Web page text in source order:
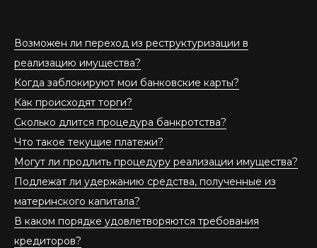
Возможен ли переход из реструктуризации в
реализацию имущества?
Когда заблокируют мои банковские карты?
Как происходят торги?
Сколько длится процедура банкротства?
Что такое текущие платежи?
Могут ли продлить процедуру реализации имущества?
Подлежат ли удержанию средства, полученные из
материнского капитала?
В каком порядке удовлетворяются требования
кредиторов?